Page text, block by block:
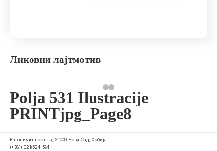
Ликовни лајтмотив
Polja 531 Ilustracije
PRINTjpg_Page8
Католичка порта 5, 21000 Нови Сад, Србија
(+381) 021/524-584